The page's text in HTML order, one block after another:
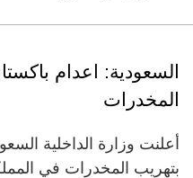
السعودية: اعدام
المخدرات
أعلنت وزارة الداخلية
بتهريب المخدرات في